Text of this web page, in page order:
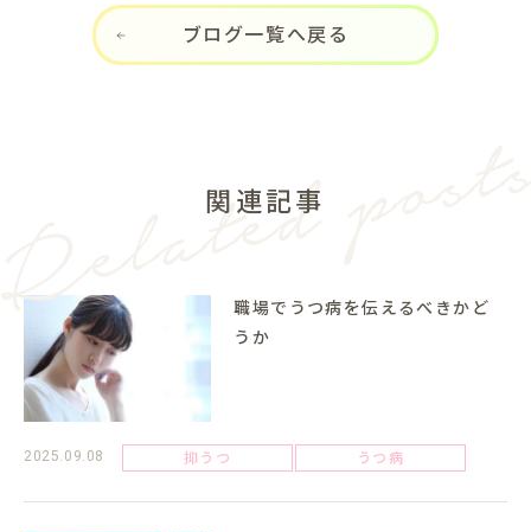
ブログ一覧へ戻る
関連記事
職場でうつ病を伝えるべきかど
うか
2025.09.08 抑うつ うつ病